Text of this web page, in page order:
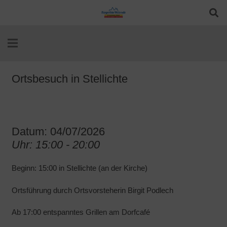
Ortsbesuch in Stellichte
Datum: 04/07/2026
Uhr: 15:00 - 20:00
Beginn: 15:00 in Stellichte (an der Kirche)
Ortsführung durch Ortsvorsteherin Birgit Podlech
Ab 17:00 entspanntes Grillen am Dorfcafé